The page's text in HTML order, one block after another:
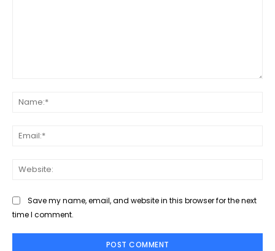
Save my name, email, and website in this browser for the next
time I comment.